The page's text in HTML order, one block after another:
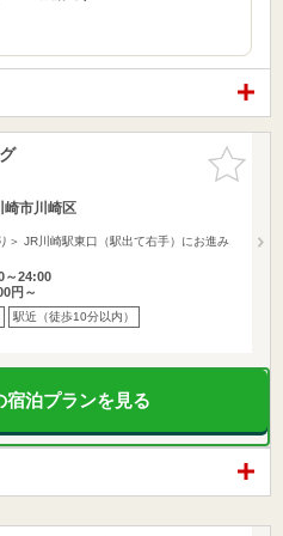
お気に入
りに追加
崎市川崎区
＞ JR川崎駅東口（駅出て右手）にお進み
～24:00
円～
駅近（徒歩10分以内）
宿泊プランを見る